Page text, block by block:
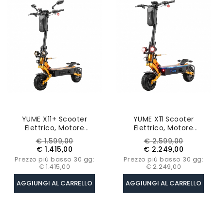
YUME X11+ Scooter
Elettrico, Motore
3000W*2, Batteria 60V
27Ah, Pneumatici Da 11
Pollici, Indicatore Di
Direzione, Chiave NFC
Prezzo
base
€ 1.599,00Prezzo
€ 1.415,00
Prezzo più basso 30 gg:
€ 1.415,00
AGGIUNGI AL CARRELLO
YUME X11 Scooter
Elettrico, Motore
3000W*2, Batteria 60V
30Ah, Pneumatici Grassi
Da 11 Pollici Off-Road,
Velocità Massima 50mph
Prezzo
base
€ 2.599,00Prezzo
€ 2.249,00
Prezzo più basso 30 gg:
€ 2.249,00
AGGIUNGI AL CARRELLO